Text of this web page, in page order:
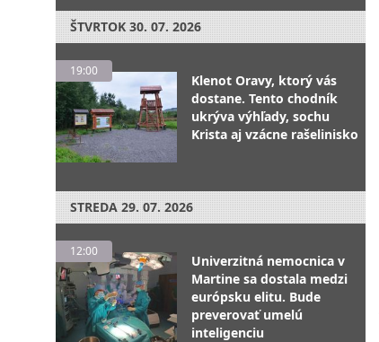
ŠTVRTOK 30. 07. 2026
19:00
Klenot Oravy, ktorý vás
dostane. Tento chodník
ukrýva výhľady, sochu
Krista aj vzácne rašelinisko
STREDA 29. 07. 2026
12:00
Univerzitná nemocnica v
Martine sa dostala medzi
európsku elitu. Bude
preverovať umelú
inteligenciu